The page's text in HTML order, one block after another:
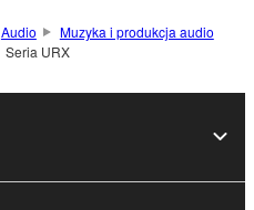
Audio
Muzyka i produkcja audio
Seria URX